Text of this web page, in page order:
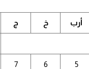
أرب خ ج
5
6
7